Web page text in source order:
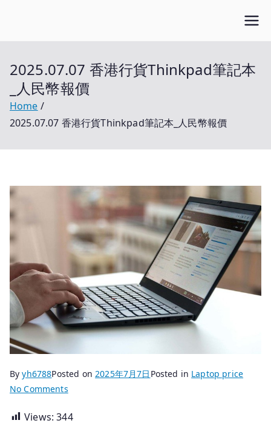
2025.07.07 香港行貨Thinkpad筆記本
_人民幣報價
Home
2025.07.07 香港行貨Thinkpad筆記本_人民幣報價
Byyh6788Posted on 2025年7月7日 Posted in Laptop price
No Commentson
香
Views: 344